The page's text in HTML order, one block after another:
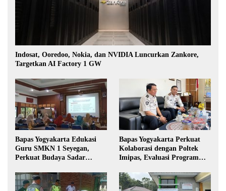
Indosat, Ooredoo, Nokia, dan NVIDIA Luncurkan Zankore,
Targetkan AI Factory 1 GW
Bapas Yogyakarta Edukasi
Guru SMKN 1 Seyegan,
Perkuat Budaya Sadar
Bapas Yogyakarta Perkuat
Kolaborasi dengan Poltek
Imipas, Evaluasi Program